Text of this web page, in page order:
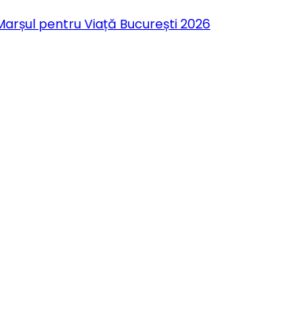
pentru Viață București 2026